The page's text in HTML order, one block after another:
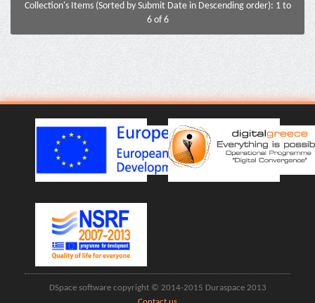
Collection's Items (Sorted by Submit Date in Descending order): 1 to
6 of 6
DSpace software copyright © 2014-2015 Duraspace 2013